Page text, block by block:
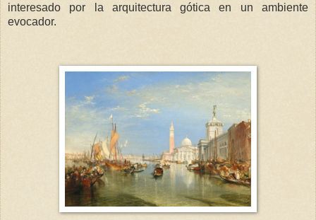
interesado por la arquitectura gótica en un ambiente
evocador.